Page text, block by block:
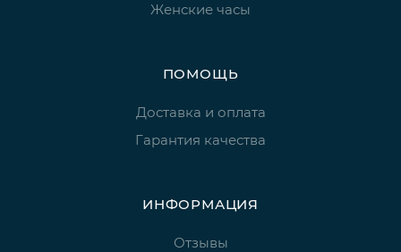
Женские часы
ПОМОЩЬ
Доставка и оплата
Гарантия качества
ИНФОРМАЦИЯ
Отзывы